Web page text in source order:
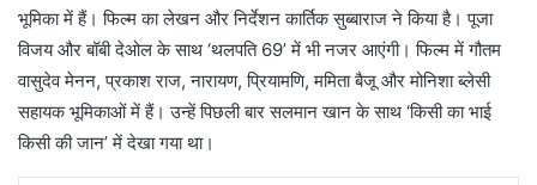
भूमिका में हैं। फिल्म का लेखन और निर्देशन कार्तिक सुब्बाराज ने किया है। पूजा
विजय और बॉबी देओल के साथ ‘थलपति 69’ में भी नजर आएंगी। फिल्म में गौतम
वासुदेव मेनन, प्रकाश राज, नारायण, प्रियामणि, ममिता बैजू और मोनिशा ब्लेसी
सहायक भूमिकाओं में हैं। उन्हें पिछली बार सलमान खान के साथ ‘किसी का भाई
किसी की जान’ में देखा गया था।